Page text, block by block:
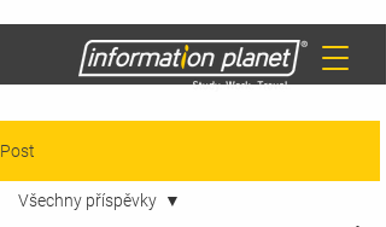
Post
Všechny příspěvky